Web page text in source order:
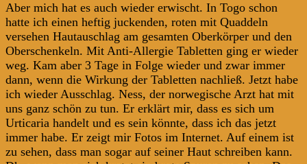
Aber mich hat es auch wieder erwischt. In Togo schon
hatte ich einen heftig juckenden, roten mit Quaddeln
versehen Hautauschlag am gesamten Oberkörper und den
Oberschenkeln. Mit Anti-Allergie Tabletten ging er wieder
weg. Kam aber 3 Tage in Folge wieder und zwar immer
dann, wenn die Wirkung der Tabletten nachließ. Jetzt habe
ich wieder Ausschlag. Ness, der norwegische Arzt hat mit
uns ganz schön zu tun. Er erklärt mir, dass es sich um
Urticaria handelt und es sein könnte, dass ich das jetzt
immer habe. Er zeigt mir Fotos im Internet. Auf einem ist
zu sehen, dass man sogar auf seiner Haut schreiben kann.